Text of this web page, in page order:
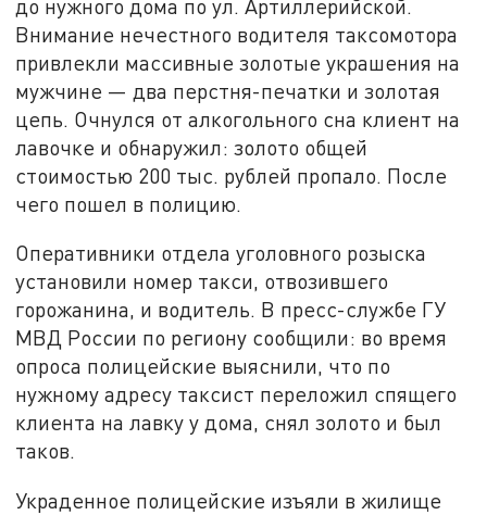
до нужного дома по ул. Артиллерийской.
Внимание нечестного водителя таксомотора
привлекли массивные золотые украшения на
мужчине — два перстня-печатки и золотая
цепь. Очнулся от алкогольного сна клиент на
лавочке и обнаружил: золото общей
стоимостью 200 тыс. рублей пропало. После
чего пошел в полицию.
Оперативники отдела уголовного розыска
установили номер такси, отвозившего
горожанина, и водитель. В пресс-службе ГУ
МВД России по региону сообщили: во время
опроса полицейские выяснили, что по
нужному адресу таксист переложил спящего
клиента на лавку у дома, снял золото и был
таков.
Украденное полицейские изъяли в жилище